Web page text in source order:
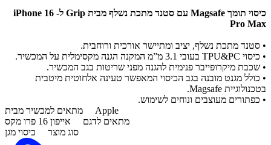
כיסוי תומך Magsafe עם סטנד מתכת נשלף מבית Grip ל- iPhone 16
Pro Max​
• סטנד מתכת נשלף, יציב ומתיישר אורכית ורוחבית.
• כיסוי TPU&PC בעובי 3.1 מ”מ המקנה הגנה מקסימלית על המכשיר.
• שכבת מיקרופייבר פנימית להגנה מפני שריטות בגב המכשיר.
• כולל מגנט מובנה בגב הכיסוי המאפשר טעינה אלחוטית מיטבית
בטכנולוגיית Magsafe.
• כפתורים מעוצבים ונוחים לשימוש.
מתאים למכשיר מבית Apple
מתאים לדגם אייפון 16 פרו מקס
סוג מוצר כיסוי מגן